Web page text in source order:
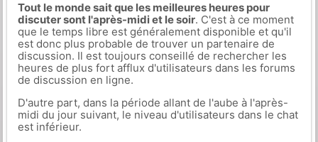
Tout le monde sait que les meilleures heures pour
discuter sont l'après-midi et le soir. C'est à ce moment
que le temps libre est généralement disponible et qu'il
est donc plus probable de trouver un partenaire de
discussion. Il est toujours conseillé de rechercher les
heures de plus fort afflux d'utilisateurs dans les forums
de discussion en ligne.
D'autre part, dans la période allant de l'aube à l'après-
midi du jour suivant, le niveau d'utilisateurs dans le chat
est inférieur.